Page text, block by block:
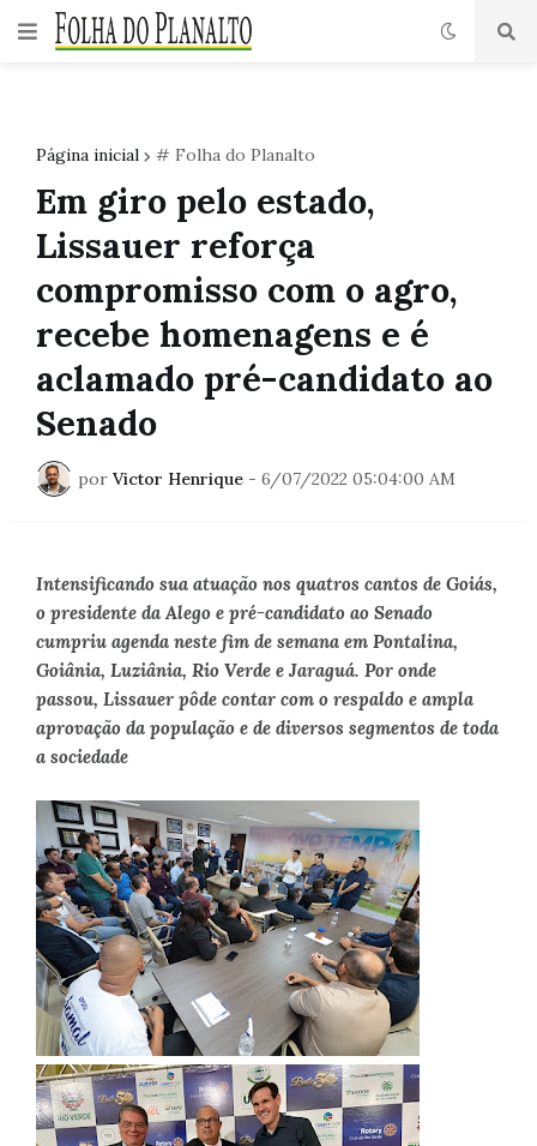
Página inicial # Folha do Planalto
Em giro pelo estado,
Lissauer reforça
compromisso com o agro,
recebe homenagens e é
aclamado pré-candidato ao
Senado
por Victor Henrique - 6/07/2022 05:04:00 AM
Intensificando sua atuação nos quatros cantos de Goiás,
o presidente da Alego e pré-candidato ao Senado
cumpriu agenda neste fim de semana em Pontalina,
Goiânia, Luziânia, Rio Verde e Jaraguá. Por onde
passou, Lissauer pôde contar com o respaldo e ampla
aprovação da população e de diversos segmentos de toda
a sociedade